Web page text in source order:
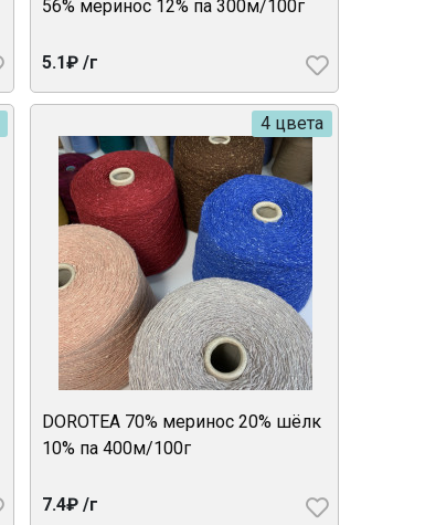
56% меринос 12% па 300м/100г
5.1₽ /г
DOROTEA 70% меринос 20% шёлк
10% па 400м/100г
7.4₽ /г
4 цвета